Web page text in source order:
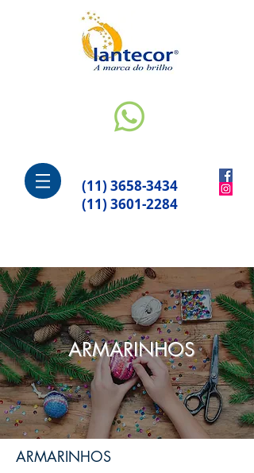
(11) 3658-3434
(11) 3601-2284
ARMARINHOS
ARMARINHOS